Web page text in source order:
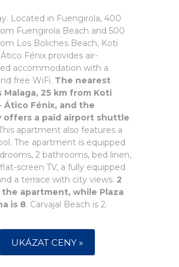
Located in Fuengirola, 400
Fuengirola Beach and 500
Los Boliches Beach, Koti
Fénix provides air-
accommodation with a
free WiFi. The nearest
Malaga, 25 km from Koti
Ático Fénix, and the
offers a paid airport shuttle
apartment also features a
The apartment is equipped
2 bathrooms, bed linen,
screen TV, a fully equipped
a terrace with city views. 2
apartment, while Plaza
is 8. Carvajal Beach is 2.
UKÁZAT CENY »